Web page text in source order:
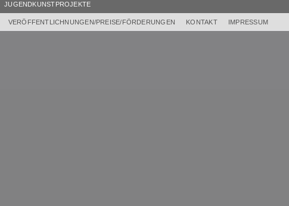
JUGENDKUNSTPROJEKTE
VERÖFFENTLICHNUNGEN/PREISE/FÖRDERUNGEN KONTAKT IMPRESSUM